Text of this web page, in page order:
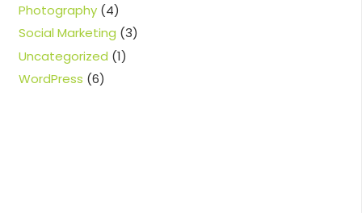
Photography(4)
Social Marketing (3)
Uncategorized (1)
WordPress (6)